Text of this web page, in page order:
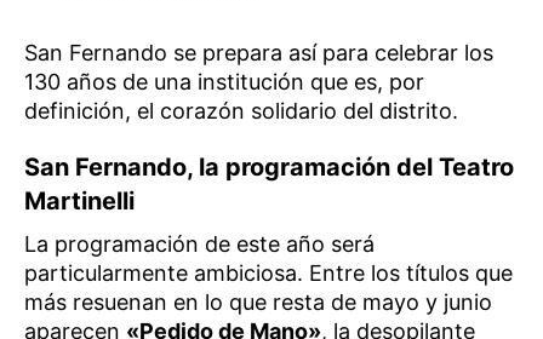
San Fernando se prepara así para celebrar los
130 años de una institución que es, por
definición, el corazón solidario del distrito.
San Fernando, la programación del Teatro
Martinelli
La programación de este año será
particularmente ambiciosa. Entre los títulos que
más resuenan en lo que resta de mayo y junio
aparecen «Pedido de Mano», la desopilante